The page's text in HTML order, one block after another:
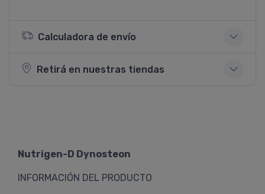
Calculadora de envío
Retirá en nuestras tiendas
Nutrigen-D Dynosteon
INFORMACIÓN DEL PRODUCTO